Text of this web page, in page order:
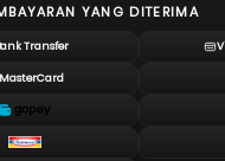
YANG DITERIMA
Transfer
MasterCard